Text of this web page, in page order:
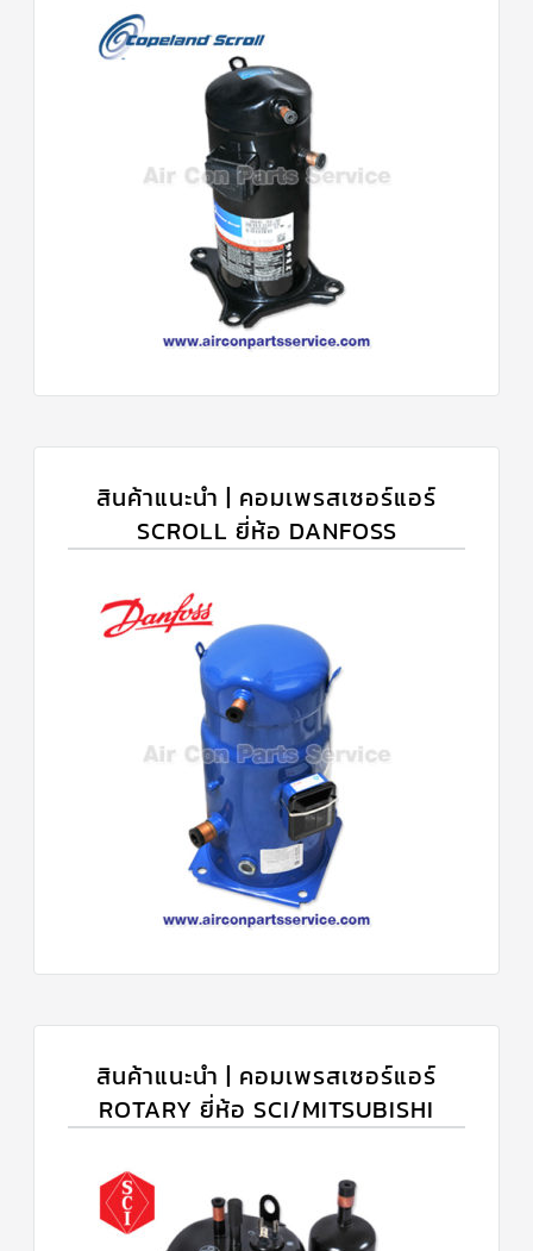
สินค้าแนะนำ | คอมเพรสเซอร์แอร์
SCROLL ยี่ห้อ DANFOSS
สินค้าแนะนำ | คอมเพรสเซอร์แอร์
ROTARY ยี่ห้อ SCI/MITSUBISHI